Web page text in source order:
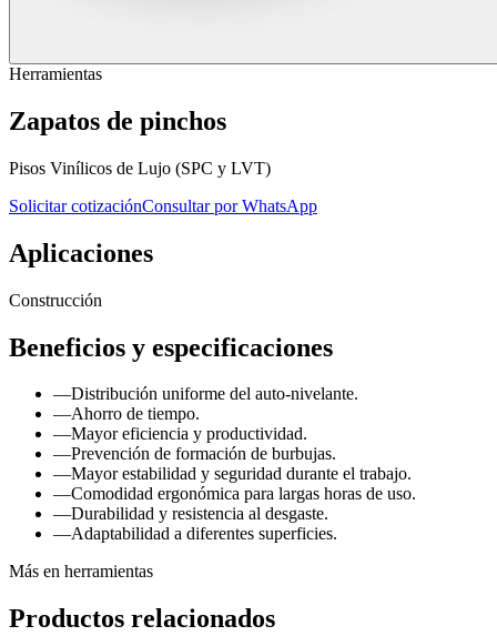
Herramientas
Zapatos de pinchos
Pisos Vinílicos de Lujo (SPC y LVT)
Solicitar cotizaciónConsultar por WhatsApp
Aplicaciones
Construcción
Beneficios y especificaciones
—Distribución uniforme del auto-nivelante.
—Ahorro de tiempo.
—Mayor eficiencia y productividad.
—Prevención de formación de burbujas.
—Mayor estabilidad y seguridad durante el trabajo.
—Comodidad ergonómica para largas horas de uso.
—Durabilidad y resistencia al desgaste.
—Adaptabilidad a diferentes superficies.
Más en herramientas
Productos relacionados